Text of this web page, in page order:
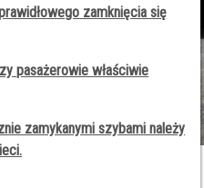
zamknięcia się
pasażerowie właściwie
zamykanymi szybami należy